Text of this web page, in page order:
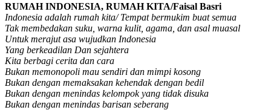
RUMAH INDONESIA, RUMAH KITA/Faisal Basri
Indonesia adalah rumah kita/ Tempat bermukim buat semua
Tak membedakan suku, warna kulit, agama, dan asal muasal
Untuk merajut asa wujudkan Indonesia
Yang berkeadilan Dan sejahtera
Kita berbagi cerita dan cara
Bukan memonopoli mau sendiri dan mimpi kosong
Bukan dengan memaksakan kehendak dengan bedil
Bukan dengan menindas kelompok yang tidak disuka
Bukan dengan menindas barisan seberang